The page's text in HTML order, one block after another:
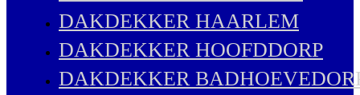
DAKDEKKER HAARLEM
DAKDEKKER HOOFDDORP
DAKDEKKER